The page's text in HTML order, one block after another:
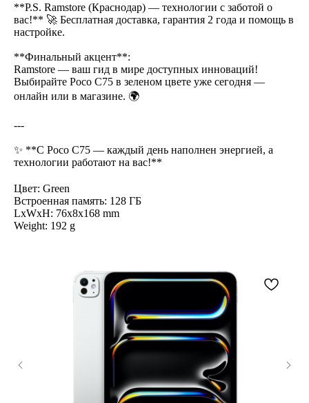
**P.S. Ramstore (Краснодар) — технологии с заботой о
вас!** 🚀 Бесплатная доставка, гарантия 2 года и помощь в
настройке.
**Финальный акцент**:
Ramstore — ваш гид в мире доступных инноваций!
Выбирайте Poco C75 в зеленом цвете уже сегодня —
онлайн или в магазине. 🌍
---
✨ **С Poco C75 — каждый день наполнен энергией, а
технологии работают на вас!**
Цвет: Green
Встроенная память: 128 ГБ
LxWxH: 76x8x168 mm
Weight: 192 g